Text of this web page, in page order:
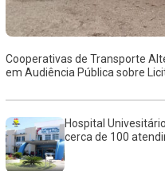
Cooperativas de Transporte
em Audiência Pública sobre
Hospital
cerca de 100